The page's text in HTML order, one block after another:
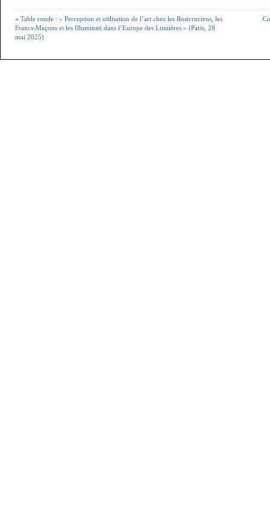
« Table ronde : « Perception et utilisation de l’art chez les Rosicruciens, les
Francs-Maçons et les Illuminati dans l’Europe des Lumières » (Paris, 28
mai 2025)